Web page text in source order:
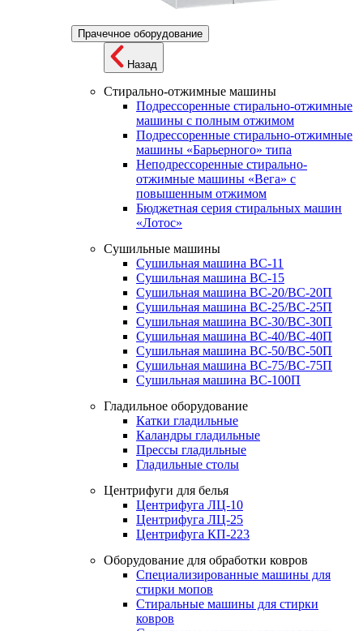
Прачечное оборудование
Назад
Стирально-отжимные машины
Подрессоренные стирально-отжимные
машины с полным отжимом
Подрессоренные стирально-отжимные
машины «Барьерного» типа
Неподрессоренные стирально-
отжимные машины «Вега» с
повышенным отжимом
Бюджетная серия стиральных машин
«Лотос»
Сушильные машины
Сушильная машина ВС-11
Сушильная машина ВС-15
Сушильная машина ВС-20/ВС-20П
Сушильная машина ВС-25/ВС-25П
Сушильная машина ВС-30/ВС-30П
Сушильная машина ВС-40/ВС-40П
Сушильная машина ВС-50/ВС-50П
Сушильная машина ВС-75/ВС-75П
Сушильная машина ВС-100П
Гладильное оборудование
Катки гладильные
Каландры гладильные
Прессы гладильные
Гладильные столы
Центрифуги для белья
Центрифуга ЛЦ-10
Центрифуга ЛЦ-25
Центрифуга КП-223
Оборудование для обработки ковров
Специализированные машины для
стирки мопов
Стиральные машины для стирки
ковров